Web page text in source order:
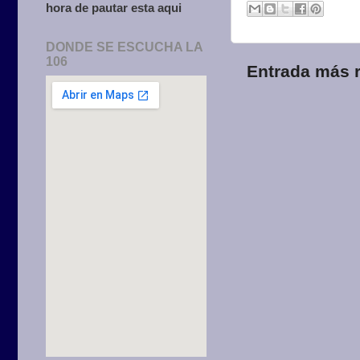
Entrada más
hora de pautar esta aqui
DONDE SE ESCUCHA LA
106